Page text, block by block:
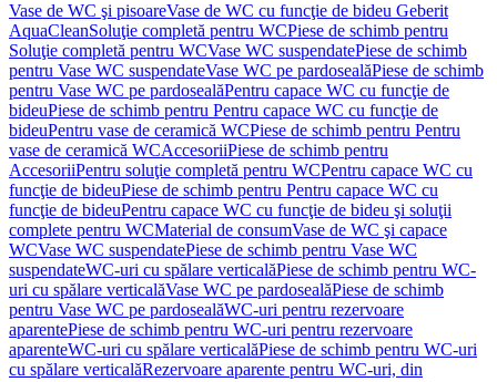
Vase de WC şi pisoareVase de WC cu funcţie de bideu Geberit
AquaCleanSoluţie completă pentru WCPiese de schimb pentru
Soluţie completă pentru WCVase WC suspendatePiese de schimb
pentru Vase WC suspendateVase WC pe pardosealăPiese de schimb
pentru Vase WC pe pardosealăPentru capace WC cu funcţie de
bideuPiese de schimb pentru Pentru capace WC cu funcţie de
bideuPentru vase de ceramică WCPiese de schimb pentru Pentru
vase de ceramică WCAccesoriiPiese de schimb pentru
AccesoriiPentru soluţie completă pentru WCPentru capace WC cu
funcţie de bideuPiese de schimb pentru Pentru capace WC cu
funcţie de bideuPentru capace WC cu funcţie de bideu şi soluţii
complete pentru WCMaterial de consumVase de WC şi capace
WCVase WC suspendatePiese de schimb pentru Vase WC
suspendateWC-uri cu spălare verticalăPiese de schimb pentru WC-
uri cu spălare verticalăVase WC pe pardosealăPiese de schimb
pentru Vase WC pe pardosealăWC-uri pentru rezervoare
aparentePiese de schimb pentru WC-uri pentru rezervoare
aparenteWC-uri cu spălare verticalăPiese de schimb pentru WC-uri
cu spălare verticalăRezervoare aparente pentru WC-uri, din